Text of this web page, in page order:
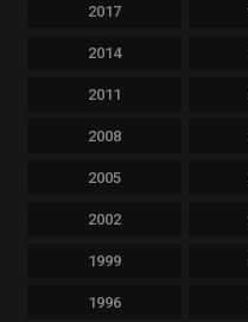
2017
2014
2011
2008
2005
2002
1999
1996